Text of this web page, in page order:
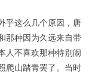
乎这么几个原因，唐
那种因为久远来自带
人不喜欢那种特别闹
爬山踏青罢了。当时